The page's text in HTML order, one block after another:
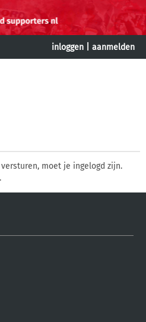
inloggen aanmelden
moet je ingelogd zijn.